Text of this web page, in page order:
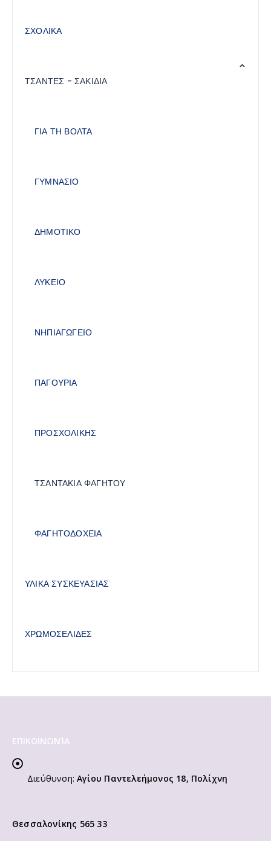
ΣΧΟΛΙΚΑ
ΤΣΑΝΤΕΣ - ΣΑΚΙΔΙΑ
ΓΙΑ ΤΗ ΒΟΛΤΑ
ΓΥΜΝΑΣΙΟ
ΔΗΜΟΤΙΚΟ
ΛΥΚΕΙΟ
ΝΗΠΙΑΓΩΓΕΙΟ
ΠΑΓΟΥΡΙΑ
ΠΡΟΣΧΟΛΙΚΗΣ
ΤΣΑΝΤΑΚΙΑ ΦΑΓΗΤΟΥ
ΦΑΓΗΤΟΔΟΧΕΙΑ
ΥΛΙΚΑ ΣΥΣΚΕΥΑΣΙΑΣ
ΧΡΩΜΟΣΕΛΙΔΕΣ
ΕΠΙΚΟΙΝΩΝΊΑ
Διεύθυνση: Αγίου Παντελεήμονος 18, Πολίχνη
Θεσσαλονίκης 565 33